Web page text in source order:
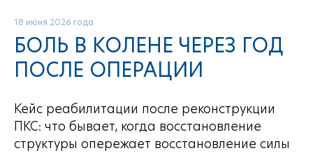
18 июня 2026 года
БОЛЬ В КОЛЕНЕ ЧЕРЕЗ ГОД
ПОСЛЕ ОПЕРАЦИИ
Кейс реабилитации после реконструкции
ПКС: что бывает, когда восстановление
структуры опережает восстановление силы